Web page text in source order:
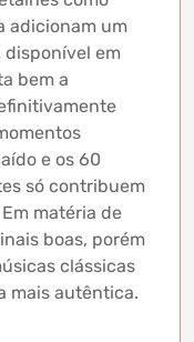
adicionam um
em
bem a
e os 60
só contribuem
matéria de
boas, porém
clássicas
mais autêntica.